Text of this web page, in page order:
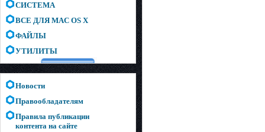
СИСТЕМА
ВСЕ ДЛЯ MAC OS X
ФАЙЛЫ
УТИЛИТЫ
Новости
Правообладателям
Правила публикации
контента на сайте